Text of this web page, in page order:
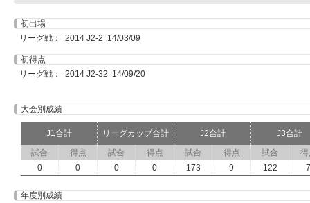
初出場
リーグ戦： 2014 J2-2 14/03/09
初得点
リーグ戦： 2014 J2-32 14/09/20
大会別成績
J1合計 リーグカップ合計 J2合計
J3合計
試合
得点 試合 得点 試合 得点 試合
得
0
0 0 0 173 9 122 7
年度別成績